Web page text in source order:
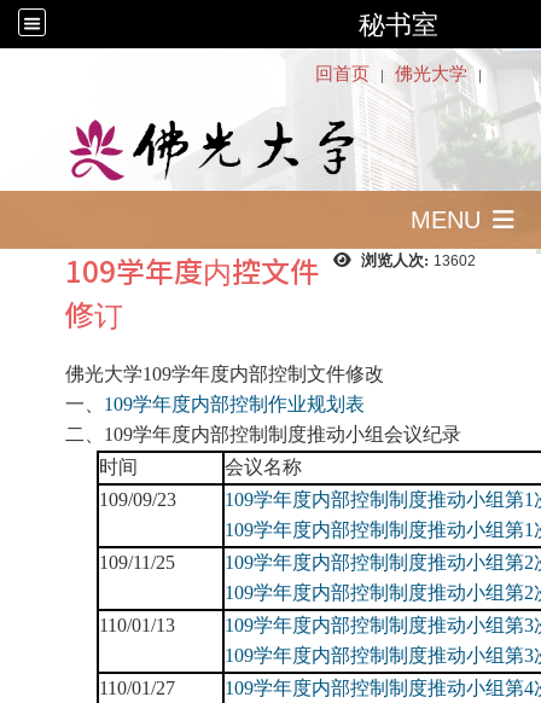
秘书室
回首页 ｜ 佛光大学 ｜
MENU
浏览人次: 13602
109学年度内控文件
修订
佛光大学109学年度内部控制文件修改
一、 109学年度内部控制作业规划表
二、109学年度内部控制制度推动小组会议纪录
时间
会议名称
109/09/23
109学年度内部控制制度推动小组第1
109学年度内部控制制度推动小组第1
109/11/25
109学年度内部控制制度推动小组第2
109学年度内部控制制度推动小组第2
110/01/13
109学年度内部控制制度推动小组第3
109学年度内部控制制度推动小组第3
110/01/27
109学年度内部控制制度推动小组第4